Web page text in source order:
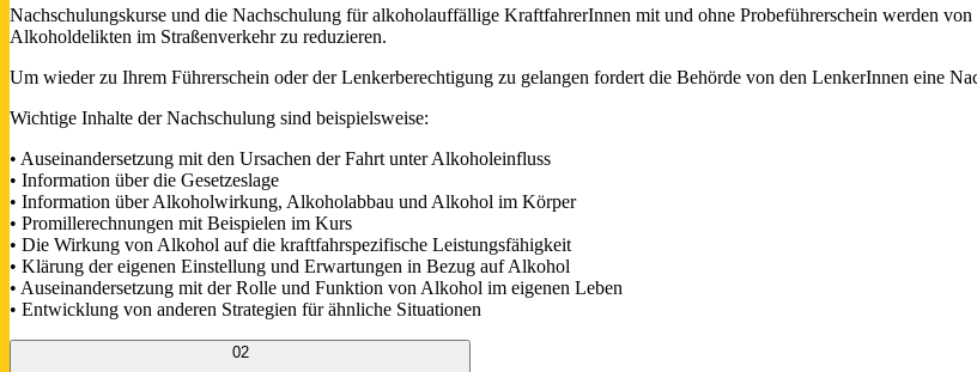
Nachschulungskurse und die Nachschulung für alkoholauffällige KraftfahrerInnen mit und ohne Probeführerschein werden
Alkoholdelikten im Straßenverkehr zu reduzieren.
Um wieder zu Ihrem Führerschein oder der Lenkerberechtigung zu gelangen fordert die Behörde von den LenkerInnen eine
Wichtige Inhalte der Nachschulung sind beispielsweise:
• Auseinandersetzung mit den Ursachen der Fahrt unter Alkoholeinfluss
• Information über die Gesetzeslage
• Information über Alkoholwirkung, Alkoholabbau und Alkohol im Körper
• Promillerechnungen mit Beispielen im Kurs
• Die Wirkung von Alkohol auf die kraftfahrspezifische Leistungsfähigkeit
• Klärung der eigenen Einstellung und Erwartungen in Bezug auf Alkohol
• Auseinandersetzung mit der Rolle und Funktion von Alkohol im eigenen Leben
• Entwicklung von anderen Strategien für ähnliche Situationen
02